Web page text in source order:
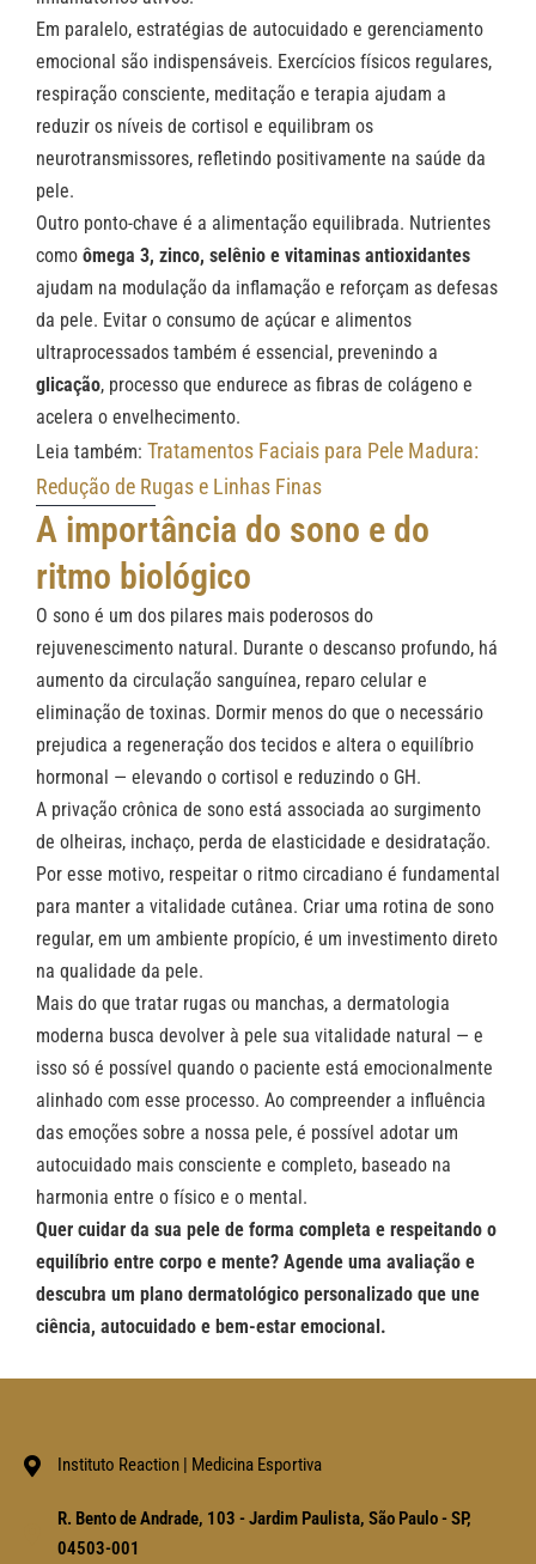
Em paralelo, estratégias de autocuidado e gerenciamento
emocional são indispensáveis. Exercícios físicos regulares,
respiração consciente, meditação e terapia ajudam a
reduzir os níveis de cortisol e equilibram os
neurotransmissores, refletindo positivamente na saúde da
pele.
Outro ponto-chave é a alimentação equilibrada. Nutrientes
como ômega 3, zinco, selênio e vitaminas antioxidantes
ajudam na modulação da inflamação e reforçam as defesas
da pele. Evitar o consumo de açúcar e alimentos
ultraprocessados também é essencial, prevenindo a
glicação, processo que endurece as fibras de colágeno e
acelera o envelhecimento.
Leia também: Tratamentos Faciais para Pele Madura:
Redução de Rugas e Linhas Finas
A importância do sono e do
ritmo biológico
O sono é um dos pilares mais poderosos do
rejuvenescimento natural. Durante o descanso profundo, há
aumento da circulação sanguínea, reparo celular e
eliminação de toxinas. Dormir menos do que o necessário
prejudica a regeneração dos tecidos e altera o equilíbrio
hormonal — elevando o cortisol e reduzindo o GH.
A privação crônica de sono está associada ao surgimento
de olheiras, inchaço, perda de elasticidade e desidratação.
Por esse motivo, respeitar o ritmo circadiano é fundamental
para manter a vitalidade cutânea. Criar uma rotina de sono
regular, em um ambiente propício, é um investimento direto
na qualidade da pele.
Mais do que tratar rugas ou manchas, a dermatologia
moderna busca devolver à pele sua vitalidade natural — e
isso só é possível quando o paciente está emocionalmente
alinhado com esse processo. Ao compreender a influência
das emoções sobre a nossa pele, é possível adotar um
autocuidado mais consciente e completo, baseado na
harmonia entre o físico e o mental.
Quer cuidar da sua pele de forma completa e respeitando o
equilíbrio entre corpo e mente? Agende uma avaliação e
descubra um plano dermatológico personalizado que une
ciência, autocuidado e bem-estar emocional.
Instituto Reaction | Medicina Esportiva
R. Bento de Andrade, 103 - Jardim Paulista, São Paulo - SP,
04503-001